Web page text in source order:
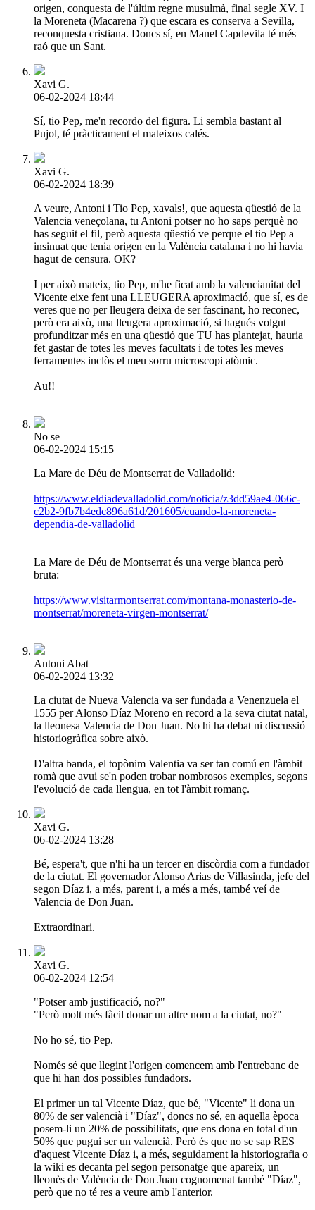
origen, conquesta de l'últim regne musulmà, final segle XV. I
la Moreneta (Macarena ?) que escara es conserva a Sevilla,
reconquesta cristiana. Doncs sí, en Manel Capdevila té més
raó que un Sant.
Xavi G.
06-02-2024 18:44
Sí, tio Pep, me'n recordo del figura. Li sembla bastant al
Pujol, té pràcticament el mateixos calés.
Xavi G.
06-02-2024 18:39
A veure, Antoni i Tio Pep, xavals!, que aquesta qüestió de la
Valencia veneçolana, tu Antoni potser no ho saps perquè no
has seguit el fil, però aquesta qüestió ve perque el tio Pep a
insinuat que tenia origen en la València catalana i no hi havia
hagut de censura. OK?
I per això mateix, tio Pep, m'he ficat amb la valencianitat del
Vicente eixe fent una LLEUGERA aproximació, que sí, es de
veres que no per lleugera deixa de ser fascinant, ho reconec,
però era això, una lleugera aproximació, si hagués volgut
profunditzar més en una qüestió que TU has plantejat, hauria
fet gastar de totes les meves facultats i de totes les meves
ferramentes inclòs el meu sorru microscopi atòmic.
Au!!
No se
06-02-2024 15:15
La Mare de Déu de Montserrat de Valladolid:
https://www.eldiadevalladolid.com/noticia/z3dd59ae4-066c-
c2b2-9fb7b4edc896a61d/201605/cuando-la-moreneta-
dependia-de-valladolid
La Mare de Déu de Montserrat és una verge blanca però
bruta:
https://www.visitarmontserrat.com/montana-monasterio-de-
montserrat/moreneta-virgen-montserrat/
Antoni Abat
06-02-2024 13:32
La ciutat de Nueva Valencia va ser fundada a Venenzuela el
1555 per Alonso Díaz Moreno en record a la seva ciutat natal,
la lleonesa Valencia de Don Juan. No hi ha debat ni discussió
historiogràfica sobre això.
D'altra banda, el topònim Valentia va ser tan comú en l'àmbit
romà que avui se'n poden trobar nombrosos exemples, segons
l'evolució de cada llengua, en tot l'àmbit romanç.
Xavi G.
06-02-2024 13:28
Bé, espera't, que n'hi ha un tercer en discòrdia com a fundador
de la ciutat. El governador Alonso Arias de Villasinda, jefe del
segon Díaz i, a més, parent i, a més a més, també veí de
Valencia de Don Juan.
Extraordinari.
Xavi G.
06-02-2024 12:54
"Potser amb justificació, no?"
"Però molt més fàcil donar un altre nom a la ciutat, no?"
No ho sé, tio Pep.
Només sé que llegint l'origen comencem amb l'entrebanc de
que hi han dos possibles fundadors.
El primer un tal Vicente Díaz, que bé, "Vicente" li dona un
80% de ser valencià i "Díaz", doncs no sé, en aquella època
posem-li un 20% de possibilitats, que ens dona en total d'un
50% que pugui ser un valencià. Però és que no se sap RES
d'aquest Vicente Díaz i, a més, seguidament la historiografia o
la wiki es decanta pel segon personatge que apareix, un
lleonès de València de Don Juan cognomenat també "Díaz",
però que no té res a veure amb l'anterior.